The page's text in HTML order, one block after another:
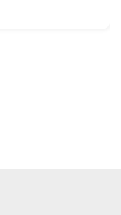
- 4 vagas